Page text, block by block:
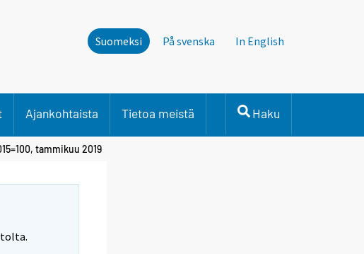
Suomeksi På svenska In English
Ajankohtaista Tietoa meistä Haku
tammikuu 2019